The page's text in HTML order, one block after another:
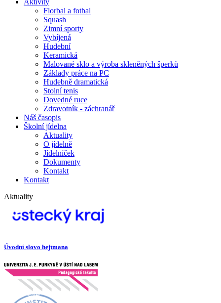
Aktivity
Florbal a fotbal
Squash
Zimní sporty
Vybíjená
Hudební
Keramická
Malované sklo a výroba skleněných šperků
Základy práce na PC
Hudebně dramatická
Stolní tenis
Dovedné ruce
Zdravotník - záchranář
Náš časopis
Školní jídelna
Aktuality
O jídelně
Jídelníček
Dokumenty
Kontakt
Kontakt
Aktuality
Úvodní slovo hejtmana